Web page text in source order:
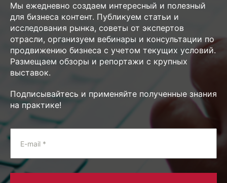
Мы ежедневно создаем интересный и полезный
для бизнеса контент. Публикуем статьи и
исследования рынка, советы от экспертов
отрасли, организуем вебинары и консультации по
продвижению бизнеса с учетом текущих условий.
Размещаем обзоры и репортажи с крупных
выставок.
Подписывайтесь и применяйте полученные знания
на практике!
E-mail *